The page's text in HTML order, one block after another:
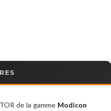
de la gamme Modicon